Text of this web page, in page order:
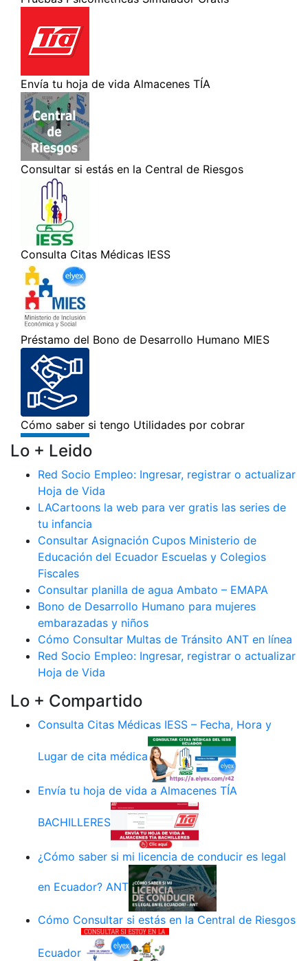
Lo + Leido
Red Socio Empleo: Ingresar, registrar o actualizar
Hoja de Vida
LACartoons la web para ver gratis las series de
tu infancia
Consultar Asignación Cupos Ministerio de
Educación del Ecuador Escuelas y Colegios
Fiscales
Consultar planilla de agua Ambato – EMAPA
Bono de Desarrollo Humano para mujeres
embarazadas y niños
Cómo Consultar Multas de Tránsito ANT en línea
Red Socio Empleo: Ingresar, registrar o actualizar
Hoja de Vida
Lo + Compartido
Consulta Citas Médicas IESS – Fecha, Hora y
Lugar de cita médica
Envía tu hoja de vida a Almacenes TÍA
BACHILLERES
¿Cómo saber si mi licencia de conducir es legal
en Ecuador? ANT
Cómo Consultar si estás en la Central de Riesgos
Ecuador